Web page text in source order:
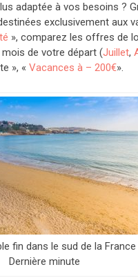
adaptée à vos besoins ?
exclusivement aux
», comparez les offres de
de votre départ (Juillet,
», « Vacances à – 200€».
fin dans le sud de la France
Dernière minute